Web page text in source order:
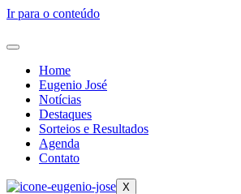
Ir para o conteúdo
Home
Eugenio José
Notícias
Destaques
Sorteios e Resultados
Agenda
Contato
X